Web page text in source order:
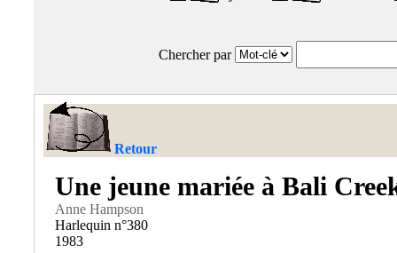
Chercher par
Retour
Une jeune mariée à Bali
Anne Hampson
Harlequin n°380
1983